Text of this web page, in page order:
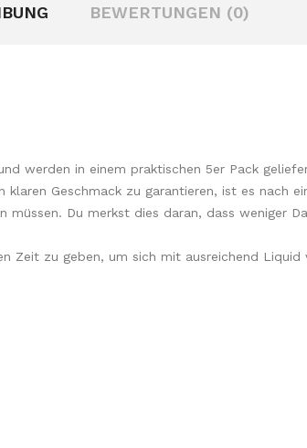
BEWERTUNGEN (0)
werden in einem praktischen 5er Pack
Geschmack zu garantieren, ist es nach
Du merkst dies daran, dass weniger
Zeit zu geben, um sich mit ausreichend